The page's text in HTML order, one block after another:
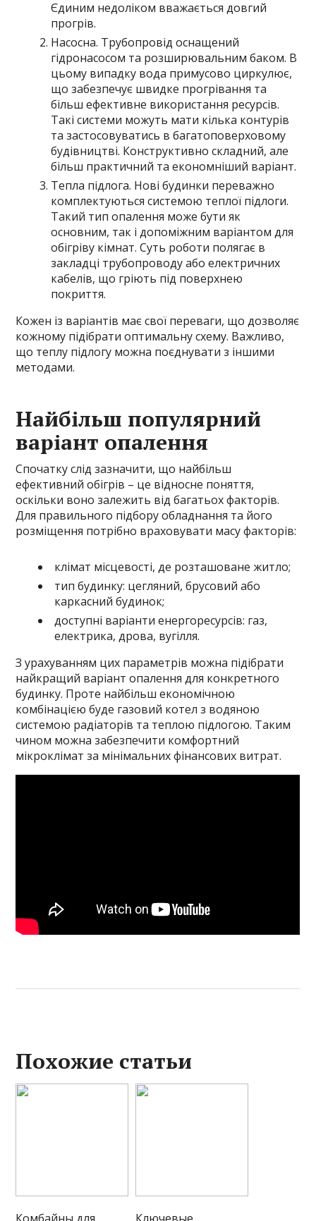
Єдиним недоліком вважається довгий
прогрів.
Насосна. Трубопровід оснащений
гідронасосом та розширювальним баком. В
цьому випадку вода примусово циркулює,
що забезпечує швидке прогрівання та
більш ефективне використання ресурсів.
Такі системи можуть мати кілька контурів
та застосовуватись в багатоповерховому
будівництві. Конструктивно складний, але
більш практичний та економніший варіант.
Тепла підлога. Нові будинки переважно
комплектуються системою теплої підлоги.
Такий тип опалення може бути як
основним, так і допоміжним варіантом для
обігріву кімнат. Суть роботи полягає в
закладці трубопроводу або електричних
кабелів, що гріють під поверхнею
покриття.
Кожен із варіантів має свої переваги, що дозволяє
кожному підібрати оптимальну схему. Важливо,
що теплу підлогу можна поєднувати з іншими
методами.
Найбільш популярний
варіант опалення
Спочатку слід зазначити, що найбільш
ефективний обігрів – це відносне поняття,
оскільки воно залежить від багатьох факторів.
Для правильного підбору обладнання та його
розміщення потрібно враховувати масу факторів:
клімат місцевості, де розташоване житло;
тип будинку: цегляний, брусовий або
каркасний будинок;
доступні варіанти енергоресурсів: газ,
електрика, дрова, вугілля.
З урахуванням цих параметрів можна підібрати
найкращий варіант опалення для конкретного
будинку. Проте найбільш економічною
комбінацією буде газовий котел з водяною
системою радіаторів та теплою підлогою. Таким
чином можна забезпечити комфортний
мікроклімат за мінімальних фінансових витрат.
Похожие статьи
Комбайны для
Ключевые